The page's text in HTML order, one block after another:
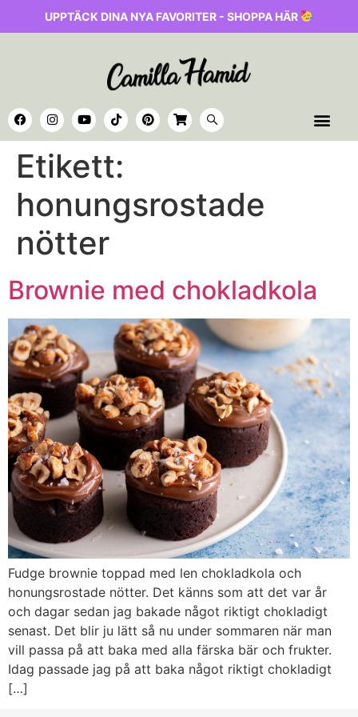
UPPTÄCK DINA NYA FAVORITER - SHOPPA HÄR
Etikett:
honungsrostade
nötter
Brownie med chokladkola
Fudge brownie toppad med len chokladkola och
honungsrostade nötter. Det känns som att det var år
och dagar sedan jag bakade något riktigt chokladigt
senast. Det blir ju lätt så nu under sommaren när man
vill passa på att baka med alla färska bär och frukter.
Idag passade jag på att baka något riktigt chokladigt
[…]